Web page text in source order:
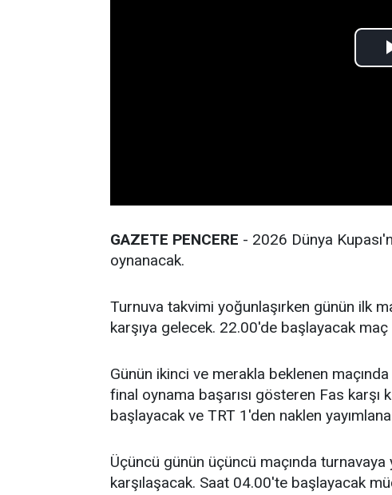
GAZETE PENCERE - 2026 Dünya
oynanacak.
Turnuva takvimi yoğunlaşırken günün ilk
karşıya gelecek. 22.00'de başlayacak
Günün ikinci ve merakla beklenen
final oynama başarısı gösteren Fas
başlayacak ve TRT 1'den naklen
Üçüncü günün üçüncü maçında
karşılaşacak. Saat 04.00'te başlayacak